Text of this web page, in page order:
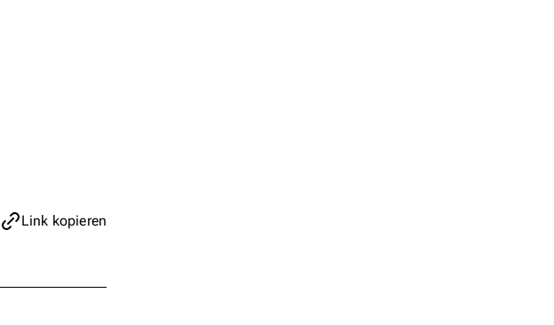
Link kopieren